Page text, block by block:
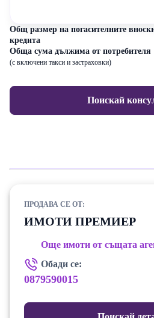
Общ размер на погасителните
кредита
Обща сума дължима от потребителя
(с включени такси и застраховки)
Поискай
ПРОДАВА СЕ ОТ:
ИМОТИ ПРЕМИЕР
Още имоти от същата
Обади се:
0879590015